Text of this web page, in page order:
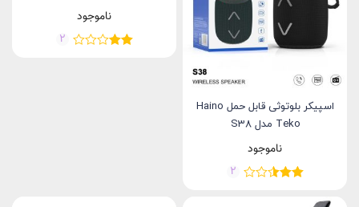
اسپیکر بلوتوثی قابل حمل Haino
Teko مدل S38
ناموجود
2
ناموجود
2